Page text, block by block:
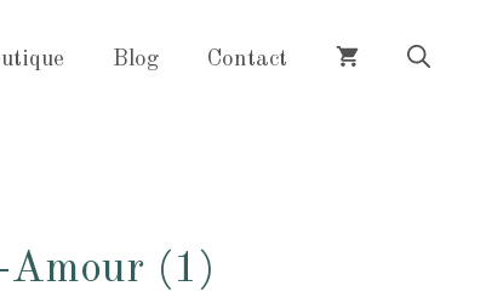
Blog Contact
Amour (1)